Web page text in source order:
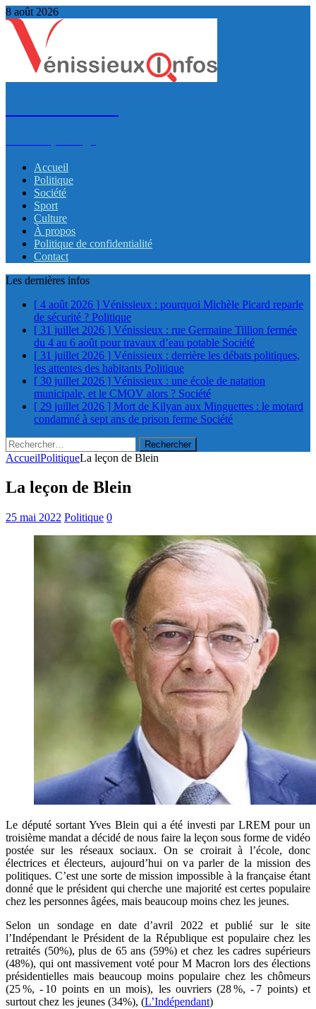
8 août 2026
Accueil
Politique
Société
Sport
Culture
À propos
Politique de confidentialité
Contact
Les dernières infos
[ 4 août 2026 ] Vénissieux : pourquoi Michèle Picard reparle
de sécurité ? Politique
[ 31 juillet 2026 ] Vénissieux : rue Germaine Tillion fermée
du 4 au 6 août pour travaux d’eau potable Société
[ 31 juillet 2026 ] Vénissieux : derrière les débats politiques,
les attentes des habitants Politique
[ 30 juillet 2026 ] Vénissieux : une école de natation
municipale, et le CMOV alors ? Société
[ 29 juillet 2026 ] Mort de Kilyan aux Minguettes : le motard
condamné à sept ans de prison ferme Société
Rechercher :
AccueilPolitiqueLa leçon de Blein
La leçon de Blein
25 mai 2022 Politique 0
Le député sortant Yves Blein qui a été investi par LREM pour un
troisième mandat a décidé de nous faire la leçon sous forme de vidéo
postée sur les réseaux sociaux. On se croirait à l’école, donc
électrices et électeurs, aujourd’hui on va parler de la mission des
politiques. C’est une sorte de mission impossible à la française étant
donné que le président qui cherche une majorité est certes populaire
chez les personnes âgées, mais beaucoup moins chez les jeunes.
Selon un sondage en date d’avril 2022 et publié sur le site
l’Indépendant le Président de la République est populaire chez les
retraités (50%), plus de 65 ans (59%) et chez les cadres supérieurs
(48%), qui ont massivement voté pour M Macron lors des élections
présidentielles mais beaucoup moins populaire chez les chômeurs
(25 %, - 10 points en un mois), les ouvriers (28 %, - 7 points) et
surtout chez les jeunes (34%), (L’Indépendant)